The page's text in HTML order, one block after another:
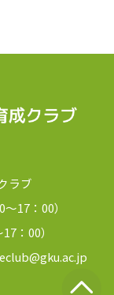
ラブ
～17：00）
17：00）